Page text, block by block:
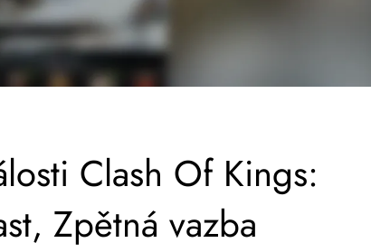
Clash Of Kings:
Zpětná vazba